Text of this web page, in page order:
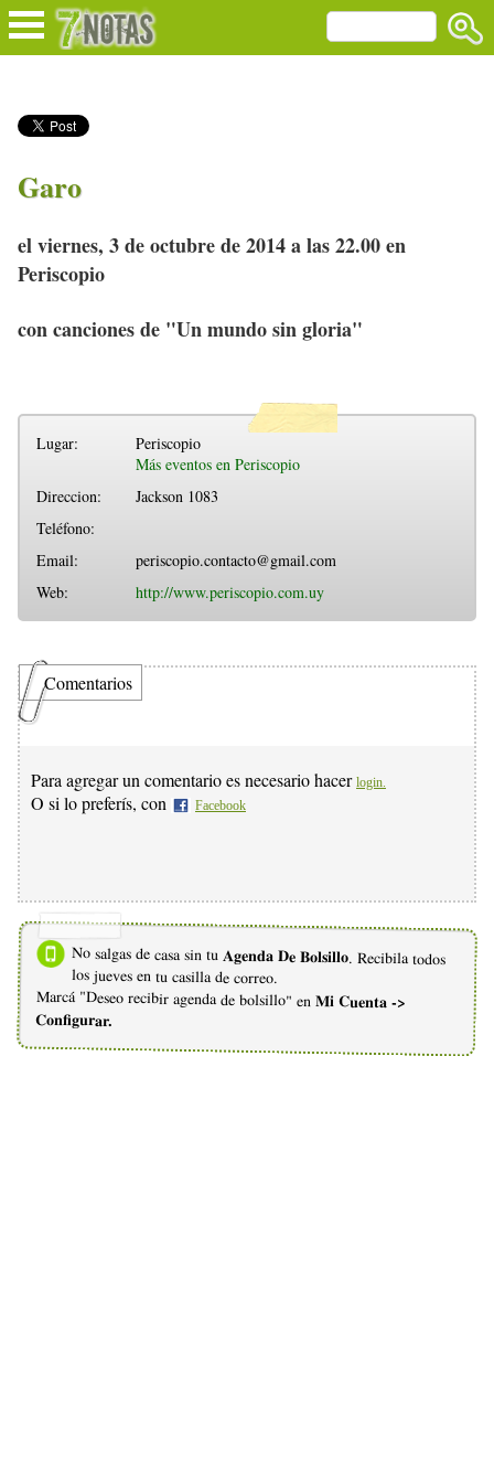
Garo
el viernes, 3 de octubre de 2014 a las 22.00 en
Periscopio
con canciones de "Un mundo sin gloria"
Lugar:
Periscopio
Más eventos en Periscopio
Direccion:
Jackson 1083
Teléfono:
Email:
periscopio.contacto@gmail.com
Web:
http://www.periscopio.com.uy
Comentarios
Para agregar un comentario es necesario hacer login.
O si lo preferís, con Facebook
No salgas de casa sin tu Agenda De Bolsillo. Recibila todos
los jueves en tu casilla de correo.
Marcá "Deseo recibir agenda de bolsillo" en Mi Cuenta ->
Configurar.